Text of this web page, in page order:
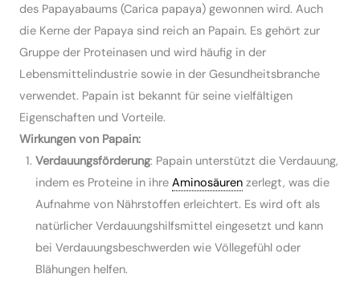
des Papayabaums (Carica papaya) gewonnen wird. Auch
die Kerne der Papaya sind reich an Papain. Es gehört zur
Gruppe der Proteinasen und wird häufig in der
Lebensmittelindustrie sowie in der Gesundheitsbranche
verwendet. Papain ist bekannt für seine vielfältigen
Eigenschaften und Vorteile.
Wirkungen von Papain:
Verdauungsförderung: Papain unterstützt die Verdauung,
indem es Proteine in ihre Aminosäuren zerlegt, was die
Aufnahme von Nährstoffen erleichtert. Es wird oft als
natürlicher Verdauungshilfsmittel eingesetzt und kann
bei Verdauungsbeschwerden wie Völlegefühl oder
Blähungen helfen.